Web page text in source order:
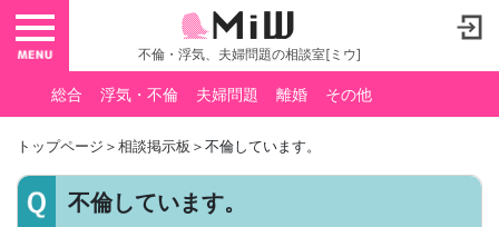
toggle navigation
不倫・浮気、夫婦問題の相談室[ミウ]
総合 浮気・不倫 夫婦問題 離婚 その他
トップページ ＞相談掲示板 ＞不倫しています。
不倫しています。